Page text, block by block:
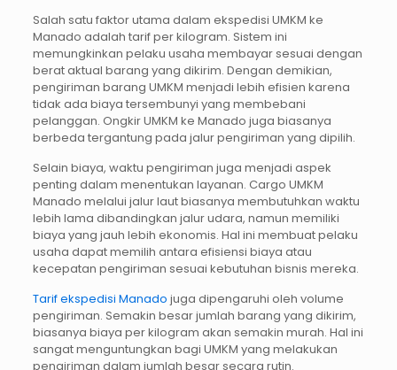
Salah satu faktor utama dalam ekspedisi UMKM ke
Manado adalah tarif per kilogram. Sistem ini
memungkinkan pelaku usaha membayar sesuai dengan
berat aktual barang yang dikirim. Dengan demikian,
pengiriman barang UMKM menjadi lebih efisien karena
tidak ada biaya tersembunyi yang membebani
pelanggan. Ongkir UMKM ke Manado juga biasanya
berbeda tergantung pada jalur pengiriman yang dipilih.
Selain biaya, waktu pengiriman juga menjadi aspek
penting dalam menentukan layanan. Cargo UMKM
Manado melalui jalur laut biasanya membutuhkan waktu
lebih lama dibandingkan jalur udara, namun memiliki
biaya yang jauh lebih ekonomis. Hal ini membuat pelaku
usaha dapat memilih antara efisiensi biaya atau
kecepatan pengiriman sesuai kebutuhan bisnis mereka.
Tarif ekspedisi Manado juga dipengaruhi oleh volume
pengiriman. Semakin besar jumlah barang yang dikirim,
biasanya biaya per kilogram akan semakin murah. Hal ini
sangat menguntungkan bagi UMKM yang melakukan
pengiriman dalam jumlah besar secara rutin.